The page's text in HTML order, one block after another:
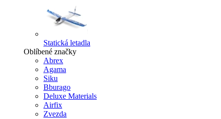
Statická letadla
Oblíbené značky
Abrex
Agama
Siku
Bburago
Deluxe Materials
Airfix
Zvezda